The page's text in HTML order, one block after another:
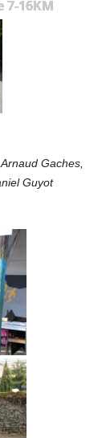
7-16KM
Gaches,
Guyot